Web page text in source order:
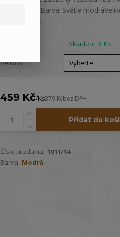
100% bavlnaBarva: Světle
celý popis
Skladem 3 Ks
Velikost
459 Kč/Ks379 Kčbez DPH
Přidat do
Číslo produktu: 1011/14
Barva: Modrá